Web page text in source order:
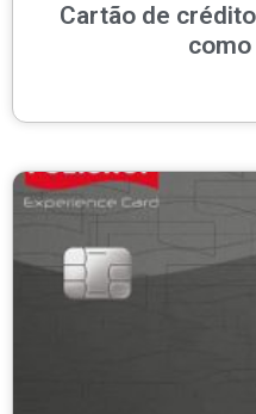
Cartão de